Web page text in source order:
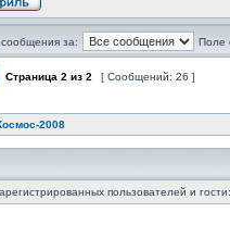
сообщения за: Поле
Страница 2 из 2 [ Сообщений: 26 ]
2008
пользователей и